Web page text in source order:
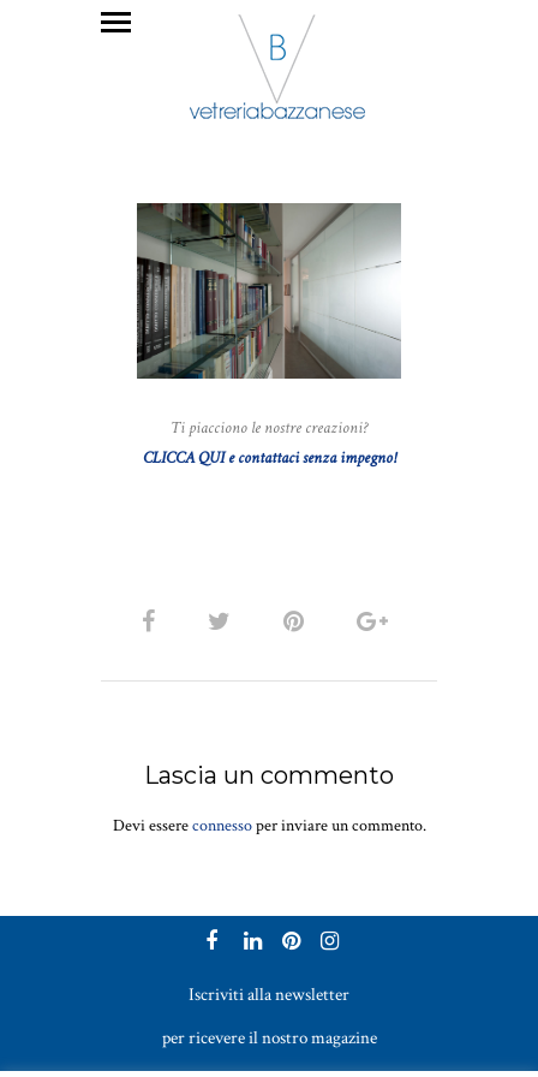
Ti piacciono le nostre creazioni?
CLICCA QUI e contattaci senza impegno!
Lascia un commento
Devi essereconnessoper inviare un commento.
Iscriviti alla newsletter
per ricevere il nostro magazine